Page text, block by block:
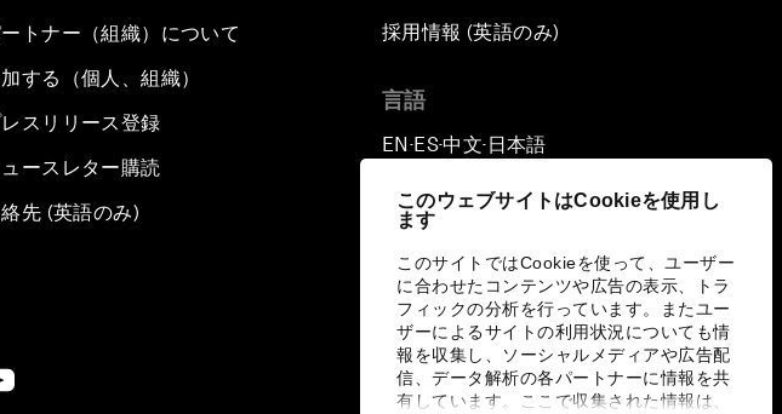
このウェブサイトはCookieを使用し
ます
このサイトではCookieを使って、ユーザー
に合わせたコンテンツや広告の表示、トラ
フィックの分析を行っています。またユー
ザーによるサイトの利用状況についても情
報を収集し、ソーシャルメディアや広告配
信、データ解析の各パートナーに情報を共
有しています。ここで収集された情報は、
トナー（組織）について
する（個人、組織）
スリリース登録
ースレター購読
先 (英語のみ)
採用情報 (英語のみ)
言語
EN ▪ES▪中文▪ 日本語